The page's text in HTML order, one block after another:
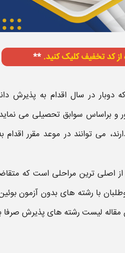
دوبار در سال اقدام به پذیرش
و براساس سوابق تحصیلی می
می توانند در موعد مقرر اقدام
اصلی ترین مراحلی است که
با رشته های بدون آزمون
لیست رشته های پذیرش صرفا